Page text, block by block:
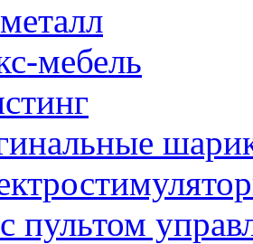
металл
мебель
с пультом